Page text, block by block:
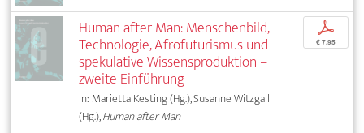
Human after Man: Menschenbild,
Technologie, Afrofuturismus und
spekulative Wissensproduktion –
zweite Einführung
In: Marietta Kesting (Hg.), Susanne Witzgall
(Hg.),Human after Man
p
€ 7,95